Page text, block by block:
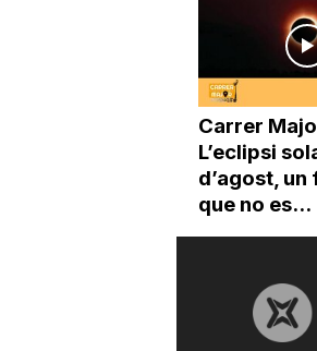
Carrer
L’eclipsi
d’agost, un
que no es...